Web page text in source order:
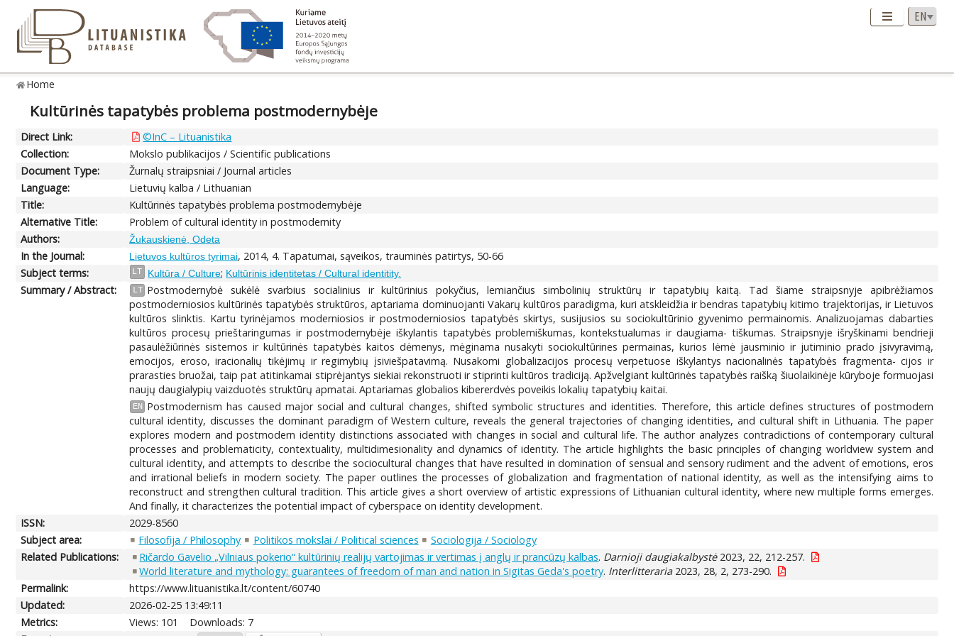
Home
Kultūrinės tapatybės problema postmodernybėje
Direct Link:
©InC – Lituanistika
Collection:
Mokslo publikacijos / Scientific publications
Document Type:
Žurnalų straipsniai / Journal articles
Language:
Lietuvių kalba / Lithuanian
Title:
Kultūrinės tapatybės problema postmodernybėje
Alternative Title:
Problem of cultural identity in postmodernity
Authors:
Žukauskienė, Odeta
In the Journal: Lietuvos kultūros tyrimai, 2014, 4. Tapatumai, sąveikos, trauminės patirtys, 50-66
Subject terms:
LT Kultūra / Culture; Kultūrinis identitetas / Cultural identitity.
Summary / Abstract: LT Postmodernybė sukėlė svarbius socialinius ir kultūrinius pokyčius, lemiančius simbolinių struktūrų ir tapatybių kaitą. Tad šiame straipsnyje apibrėžiamos
postmoderniosios kultūrinės tapatybės struktūros, aptariama dominuojanti Vakarų kultūros paradigma, kuri atskleidžia ir bendras tapatybių kitimo trajektorijas, ir Lietuvos
kultūros slinktis. Kartu tyrinėjamos moderniosios ir postmoderniosios tapatybės skirtys, susijusios su sociokultūrinio gyvenimo permainomis. Analizuojamas dabarties
kultūros procesų prieštaringumas ir postmodernybėje iškylantis tapatybės problemiškumas, kontekstualumas ir daugiama- tiškumas. Straipsnyje išryškinami bendrieji
pasaulėžiūrinės sistemos ir kultūrinės tapatybės kaitos dėmenys, mėginama nusakyti sociokultūrines permainas, kurios lėmė jausminio ir jutiminio prado įsivyravimą,
emocijos, eroso, iracionalių tikėjimų ir regimybių įsiviešpatavimą. Nusakomi globalizacijos procesų verpetuose iškylantys nacionalinės tapatybės fragmenta- cijos ir
prarasties bruožai, taip pat atitinkamai stiprėjantys siekiai rekonstruoti ir stiprinti kultūros tradiciją. Apžvelgiant kultūrinės tapatybės raišką šiuolaikinėje kūryboje formuojasi
naujų daugialypių vaizduotės struktūrų apmatai. Aptariamas globalios kibererdvės poveikis lokalių tapatybių kaitai.
EN
Postmodernism has caused major social and cultural changes, shifted symbolic structures and identities. Therefore, this article defines structures of postmodern
cultural identity, discusses the dominant paradigm of Western culture, reveals the general trajectories of changing identities, and cultural shift in Lithuania. The paper
explores modern and postmodern identity distinctions associated with changes in social and cultural life. The author analyzes contradictions of contemporary cultural
processes and problematicity, contextuality, multidimesionality and dynamics of identity. The article highlights the basic principles of changing worldview system and
cultural identity, and attempts to describe the sociocultural changes that have resulted in domination of sensual and sensory rudiment and the advent of emotions, eros
and irrational beliefs in modern society. The paper outlines the processes of globalization and fragmentation of national identity, as well as the intensifying aims to
reconstruct and strengthen cultural tradition. This article gives a short overview of artistic expressions of Lithuanian cultural identity, where new multiple forms emerges.
And finally, it characterizes the potential impact of cyberspace on identity development.
ISSN:
2029-8560
Subject area:
Filosofija / Philosophy Politikos mokslai / Political sciences
Sociologija / Sociology
Related Publications:
Ričardo Gavelio „Vilniaus pokerio“ kultūrinių realijų vartojimas ir vertimas į anglų ir prancūzų kalbas. Darnioji daugiakalbystė2023, 22, 212-257.
World literature and mythology: guarantees of freedom of man and nation in Sigitas Geda's poetry. Interlitteraria2023, 28, 2, 273-290.
Permalink:
https://www.lituanistika.lt/content/60740
Updated:
2026-02-25 13:49:11
Metrics:
Views: 101
Downloads: 7